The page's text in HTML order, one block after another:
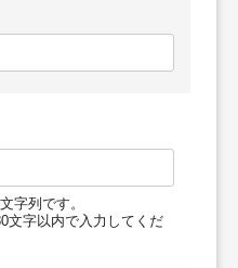
字列です。
文字以内で入力してくだ